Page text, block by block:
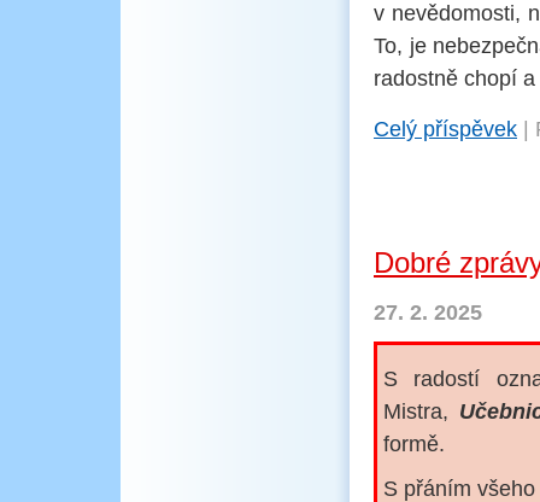
v nevědomosti,
To, je
radostně chopí
Celý příspěvek
Dobré
27. 2. 2025
S radostí
Mistra,
formě.
S přáním